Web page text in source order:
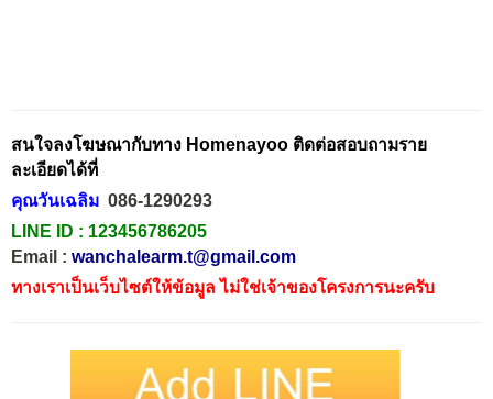
สนใจลงโฆษณากับทาง Homenayoo ติดต่อสอบถามราย
ละเอียดได้ที่
คุณวันเฉลิม 086-1290293
LINE ID : 123456786205
Email : wanchalearm.t@gmail.com
ทางเราเป็นเว็บไซต์ให้ข้อมูล ไม่ใช่เจ้าของโครงการนะครับ